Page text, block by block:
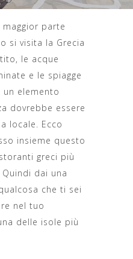
parte
si visita la Grecia
le acque
e le spiagge
un elemento
dovrebbe essere
locale. Ecco
insieme questo
greci più
dai una
che ti sei
nel tuo
delle isole più